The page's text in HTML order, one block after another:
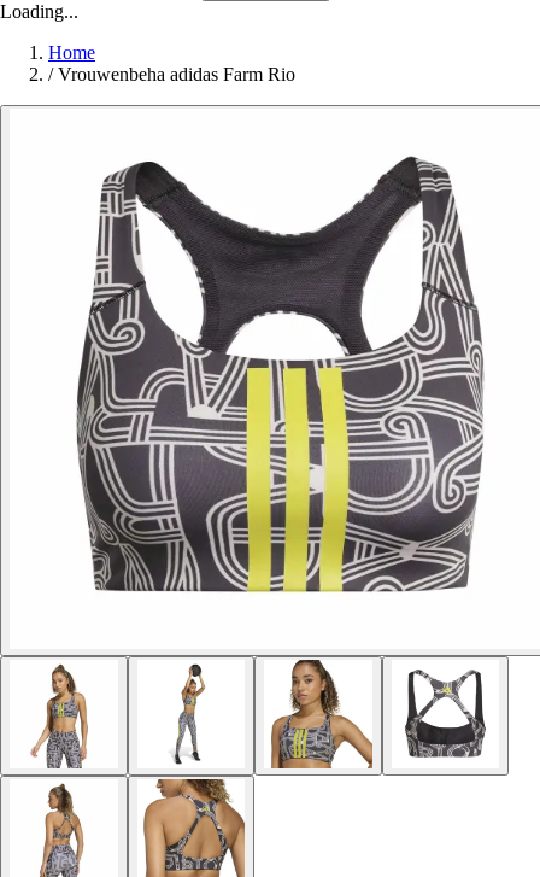
Loading...
Home
/ Vrouwenbeha adidas Farm Rio